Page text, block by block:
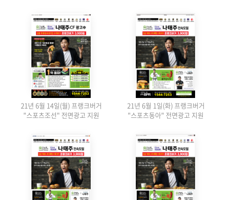
21년 6월 14일(월) 프랭크버거
"스포츠조선" 전면광고 지원
21년 6월 1일(화) 프랭크버거
"스포츠동아" 전면광고 지원